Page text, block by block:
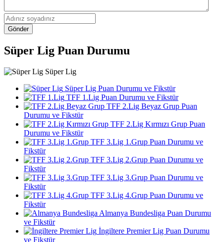
Gönder
Süper Lig Puan Durumu
Süper Lig
Süper Lig Puan Durumu ve Fikstür
TFF 1.Lig Puan Durumu ve Fikstür
TFF 2.Lig Beyaz Grup Puan
Durumu ve Fikstür
TFF 2.Lig Kırmızı Grup Puan
Durumu ve Fikstür
TFF 3.Lig 1.Grup Puan Durumu ve
Fikstür
TFF 3.Lig 2.Grup Puan Durumu ve
Fikstür
TFF 3.Lig 3.Grup Puan Durumu ve
Fikstür
TFF 3.Lig 4.Grup Puan Durumu ve
Fikstür
Almanya Bundesliga Puan Durumu
ve Fikstür
İngiltere Premier Lig Puan Durumu
ve Fikstür